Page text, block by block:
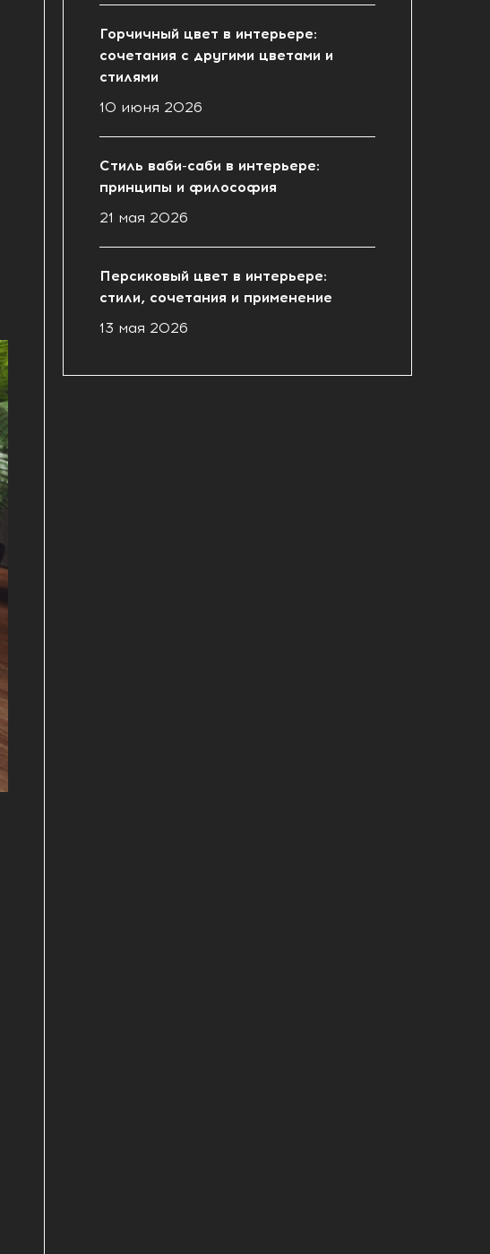
Горчичный цвет в интерьере:
сочетания с другими цветами и
стилями
10 июня 2026
Стиль ваби-саби в интерьере:
принципы и философия
21 мая 2026
Персиковый цвет в интерьере:
стили, сочетания и применение
13 мая 2026